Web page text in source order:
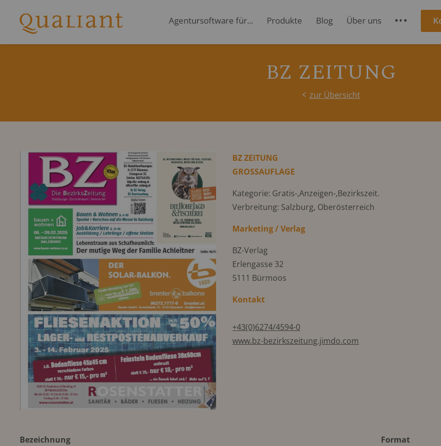
Agentursoftware für... Produkte Blog Über uns S
BZ ZEITUNG
zur Übersicht
BZ ZEITUNG
GROSSAUFLAGE
Kategorie: Gratis-,Anzeigen-,Bezirkszeit.
Verbreitung: Salzburg, Oberösterreich
Marketing / Verlag
BZ-Verlag
Erlengasse 32
5111 Bürmoos
Kontakt
+43(0)6274/4594-0
www.bz-bezirkszeitung.jimdo.com
Bezeichnung Format